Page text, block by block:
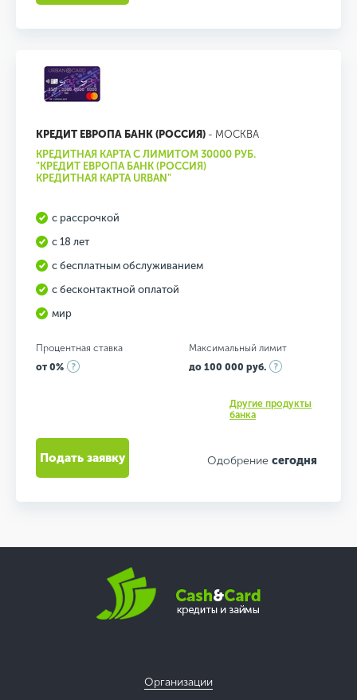
КРЕДИТ ЕВРОПА БАНК (РОССИЯ) - МОСКВА
КРЕДИТНАЯ КАРТА С ЛИМИТОМ 30000 РУБ.
"КРЕДИТ ЕВРОПА БАНК (РОССИЯ)
КРЕДИТНАЯ КАРТА URBAN"
с рассрочкой
с 18 лет
с бесплатным обслуживанием
с бесконтактной оплатой
мир
Процентная ставка
от 0%
Максимальный лимит
до 100 000 руб.
Другие продукты
банка
Одобрение сегодня
Подать заявку
Организации